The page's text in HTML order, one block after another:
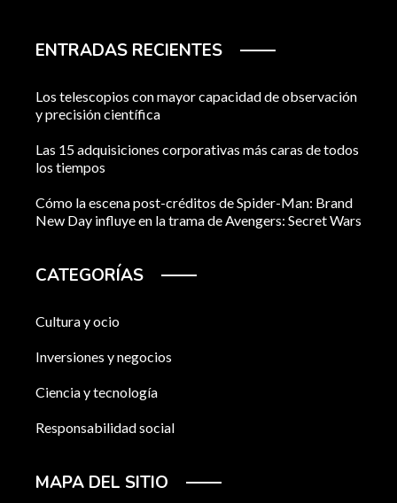
ENTRADAS RECIENTES
Los telescopios con mayor capacidad de observación
y precisión científica
Las 15 adquisiciones corporativas más caras de todos
los tiempos
Cómo la escena post-créditos de Spider-Man: Brand
New Day influye en la trama de Avengers: Secret Wars
CATEGORÍAS
Cultura y ocio
Inversiones y negocios
Ciencia y tecnología
Responsabilidad social
MAPA DEL SITIO